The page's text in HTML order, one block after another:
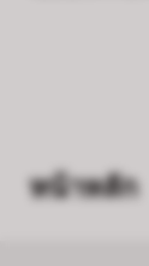
หน้าหลัก